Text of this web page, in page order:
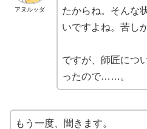
アヌルッダ
たからね。そんな
いですよね。苦し
ですが、師匠につ
ったので……。
もう一度、聞きます。